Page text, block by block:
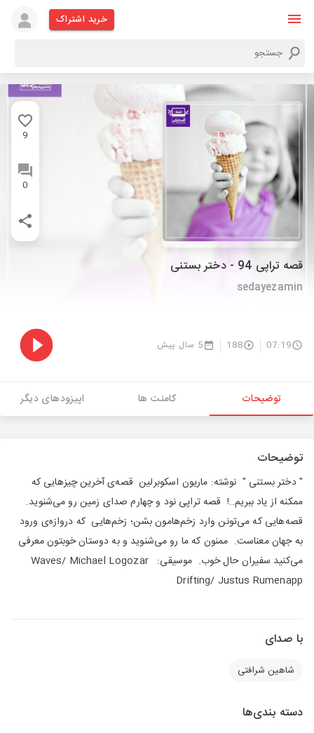
خرید اشتراک
9
0
قصه تراپی 94 - دختر بستنی
sedayezamin
07:19
188 5 سال پیش
توضیحات کامنت ها اپیزودهای دیگر
توضیحات
" دختر بستنی " نوشته: ماریون اسکوبرلین قصه‌ی آخرین چیزهایی که
ممکنه از یاد ببریم..! قصه تراپی نود و چهارم صدای زمین رو می‌شنوید.
قصه‌هایی که می‌تونن وارد زخم‌هامون بشن؛ زخم‌هایی که دروازه‌ی ورود
به جهان معناست. ممنون که ما رو می‌شنوید و به دوستان خوبتون معرفی
می‌کنید سفیران حال خوب. موسیقی: Waves/ Michael Logozar
Drifting/ Justus Rumenapp
با صدای
شاهین شرافتی
دسته بندی‌ها